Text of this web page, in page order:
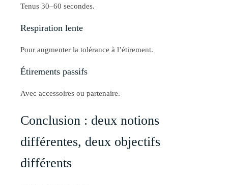
Tenus 30–60 secondes.
Respiration lente
Pour augmenter la tolérance à l’étirement.
Étirements passifs
Avec accessoires ou partenaire.
Conclusion : deux notions
différentes, deux objectifs
différents